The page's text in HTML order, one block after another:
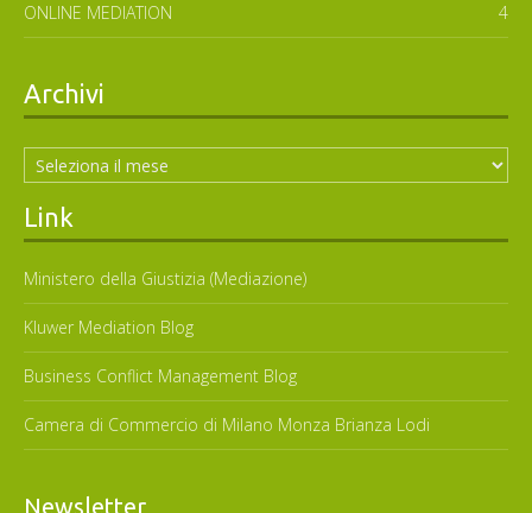
ONLINE MEDIATION 4
Archivi
Archivi
Link
Ministero della Giustizia (Mediazione)
Kluwer Mediation Blog
Business Conflict Management Blog
Camera di Commercio di Milano Monza Brianza Lodi
Newsletter